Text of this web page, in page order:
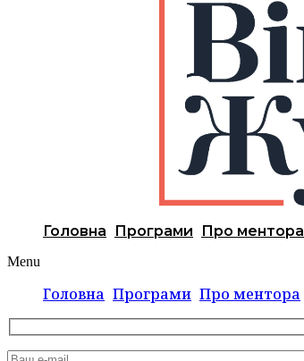
Головна Програми Про ментора
Menu
Головна Програми Про ментора